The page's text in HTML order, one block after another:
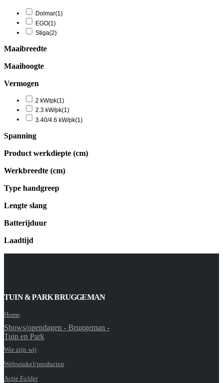
Dolmar(1)
EGO(1)
Stiga(2)
Maaibreedte
Maaihoogte
Vermogen
2 kW/pk(1)
2.3 kW/pk(1)
3.40/4.6 kW/pk(1)
Spanning
Product werkdiepte (cm)
Werkbreedte (cm)
Type handgreep
Lengte slang
Batterijduur
Laadtijd
TUIN & PARK BRUGGEMAN
Home
Shows/opendagen - Bruggeman -
Tuin en Park
Wie zijn wij
Webwinkel/producten
Actie Folder